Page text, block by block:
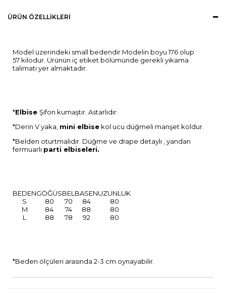
ÜRÜN ÖZELLIKLERI
Model üzerindeki small bedendir.Modelin boyu 176 olup
57 kilodur. Ürünün iç etiket bölümünde gerekli yıkama
talimatı yer almaktadır.
*Elbise Şifon kumaştır. Astarlıdır.
*Derin V yaka, mini elbise kol ucu düğmeli manşet koldur.
*Belden oturtmalıdır. Düğme ve drape detaylı , yandan
fermuarlı parti elbiseleri.
BEDENGÖĞÜSBELBASENUZUNLUK
S
80 70 84
80
M
84 74 88
80
L
88 78 92 80
*Beden ölçüleri arasında 2-3 cm oynayabilir.